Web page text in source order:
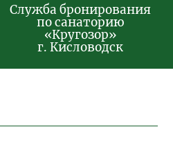
Служба бронирования
по санаторию
«Кругозор»
г. Кисловодск